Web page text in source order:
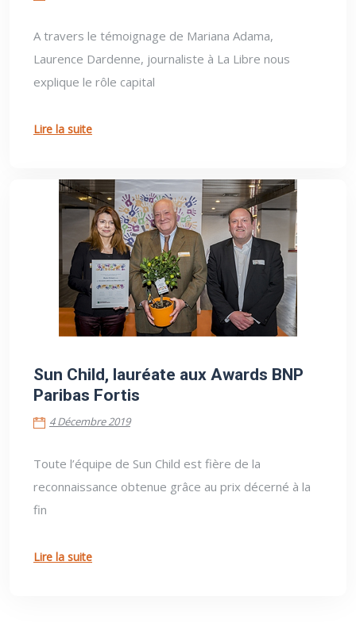
A travers le témoignage de Mariana Adama,
Laurence Dardenne, journaliste à La Libre nous
explique le rôle capital
Lire la suite
4 Décembre 2019
Sun Child, lauréate aux Awards BNP
Paribas Fortis
4 Décembre 2019
Toute l’équipe de Sun Child est fière de la
reconnaissance obtenue grâce au prix décerné à la
fin
Lire la suite